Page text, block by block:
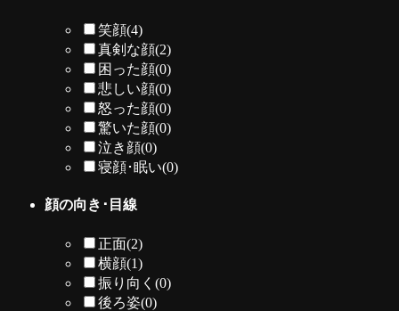
笑顔(4)
真剣な顔(2)
困った顔(0)
悲しい顔(0)
怒った顔(0)
驚いた顔(0)
泣き顔(0)
寝顔･眠い(0)
顔の向き･目線
正面(2)
横顔(1)
振り向く(0)
後ろ姿(0)